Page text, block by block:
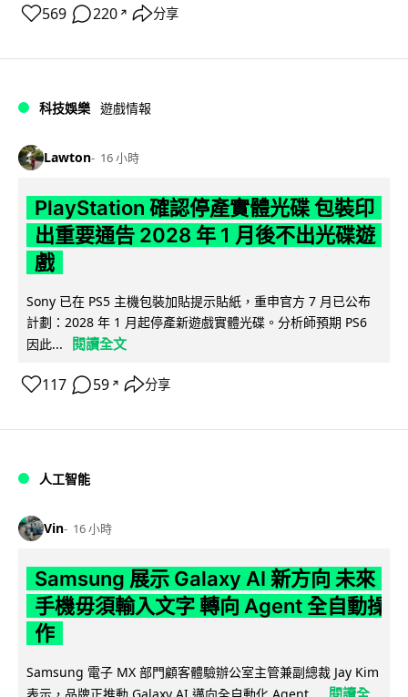
569 220 ↗ 分享
科技娛樂 遊戲情報
Lawton 16 小時
PlayStation 確認停產實體光碟 包裝印
出重要通告 2028 年 1 月後不出光碟遊
戲
Sony 已在 PS5 主機包裝加貼提示貼紙，重申官方 7 月已公布
計劃：2028 年 1 月起停產新遊戲實體光碟。分析師預期 PS6
因此...
閱讀全文
117 59 ↗ 分享
人工智能
Vin 16 小時
Samsung 展示 Galaxy AI 新方向 未來
手機毋須輸入文字 轉向 Agent 全自動操
作
Samsung 電子 MX 部門顧客體驗辦公室主管兼副總裁 Jay Kim
閱讀全